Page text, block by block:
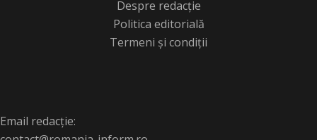
Despre redacție
Politica editorială
Termeni și condiții
Email redacție: